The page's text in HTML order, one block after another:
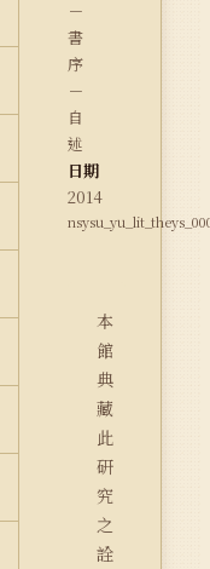
－
書
序
－
自
述
日期
2014
本
館
典
藏
此
研
究
之
詮